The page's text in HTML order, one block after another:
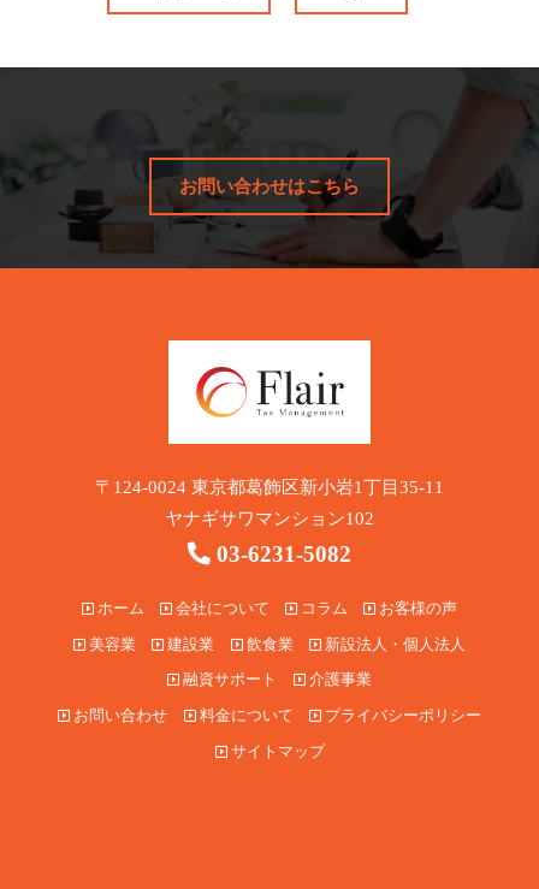
お問い合わせはこちら
〒124-0024 東京都葛飾区新小岩1丁目35-11
ヤナギサワマンション102
03-6231-5082
ホーム 会社について コラム お客様の声
美容業 建設業 飲食業 新設法人・個人法人
融資サポート 介護事業
お問い合わせ 料金について プライバシーポリシー
サイトマップ